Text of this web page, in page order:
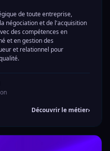
de toute entreprise,
négociation et de l'acquisition
des compétences en
et en gestion des
et relationnel pour
Découvrir le métier›